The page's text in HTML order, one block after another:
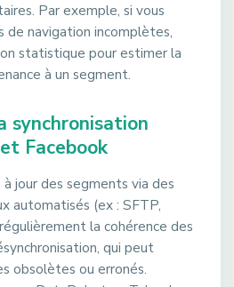
Par exemple, si vous
de navigation incomplètes,
statistique pour estimer la
à un segment.
synchronisation
Facebook
jour des segments via des
automatisés (ex : SFTP,
la cohérence des
qui peut
obsolètes ou erronés.